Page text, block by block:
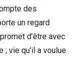
des
un regard
d’être avec
vie qu’il a voulue